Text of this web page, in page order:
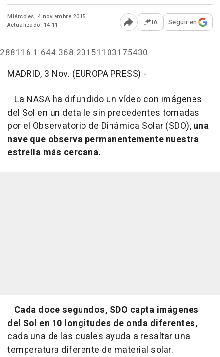
Miércoles, 4 noviembre 2015
Actualizado: 14:11
Abrir opciones para
IA Seguir en
288116.1.644.368.20151103175430
MADRID, 3 Nov. (EUROPA PRESS) -
La NASA ha difundido un vídeo con imágenes
del Sol en un detalle sin precedentes tomadas
por el Observatorio de Dinámica Solar (SDO), una
nave que observa permanentemente nuestra
estrella más cercana.
Cada doce segundos, SDO capta imágenes
del Sol en 10 longitudes de onda diferentes,
cada una de las cuales ayuda a resaltar una
temperatura diferente de material solar.